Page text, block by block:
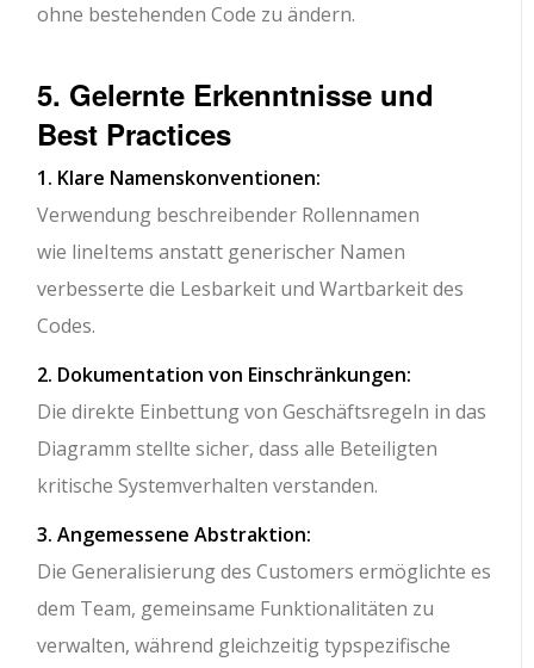
ohne bestehenden Code zu ändern.
5. Gelernte Erkenntnisse und
Best Practices
1. Klare Namenskonventionen:
Verwendung beschreibender Rollennamen
wie lineItems anstatt generischer Namen
verbesserte die Lesbarkeit und Wartbarkeit des
Codes.
2. Dokumentation von Einschränkungen:
Die direkte Einbettung von Geschäftsregeln in das
Diagramm stellte sicher, dass alle Beteiligten
kritische Systemverhalten verstanden.
3. Angemessene Abstraktion:
Die Generalisierung des Customers ermöglichte es
dem Team, gemeinsame Funktionalitäten zu
verwalten, während gleichzeitig typspezifische